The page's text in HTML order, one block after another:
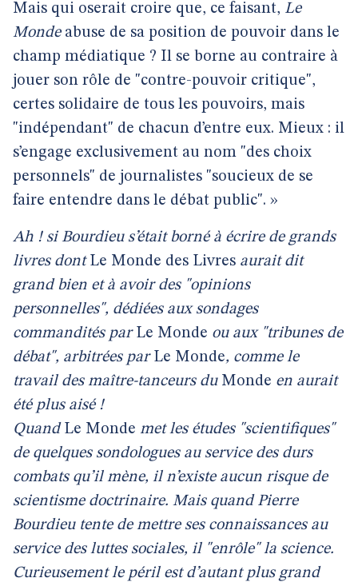
Mais qui oserait croire que, ce faisant, Le
Mondeabuse de sa position de pouvoir dans le
champ médiatique ? Il se borne au contraire à
jouer son rôle de "contre-pouvoir critique",
certes solidaire de tous les pouvoirs, mais
"indépendant" de chacun d’entre eux. Mieux : il
s’engage exclusivement au nom "des choix
personnels" de journalistes "soucieux de se
faire entendre dans le débat public". »
Ah ! si Bourdieu s’était borné à écrire de grands
livres dont Le Monde des Livres aurait dit
grand bien et à avoir des "opinions
personnelles", dédiées aux sondages
commandités par Le Monde ou aux "tribunes de
débat", arbitrées par Le Monde, comme le
travail des maître-tanceurs du Monde en aurait
été plus aisé !
Quand Le Monde met les études "scientifiques"
de quelques sondologues au service des durs
combats qu’il mène, il n’existe aucun risque de
scientisme doctrinaire. Mais quand Pierre
Bourdieu tente de mettre ses connaissances au
service des luttes sociales, il "enrôle" la science.
Curieusement le péril est d’autant plus grand